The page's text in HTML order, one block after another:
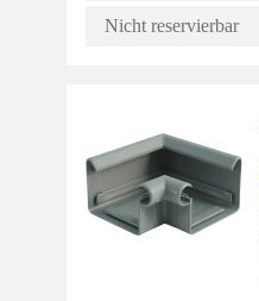
Nicht reservierbar